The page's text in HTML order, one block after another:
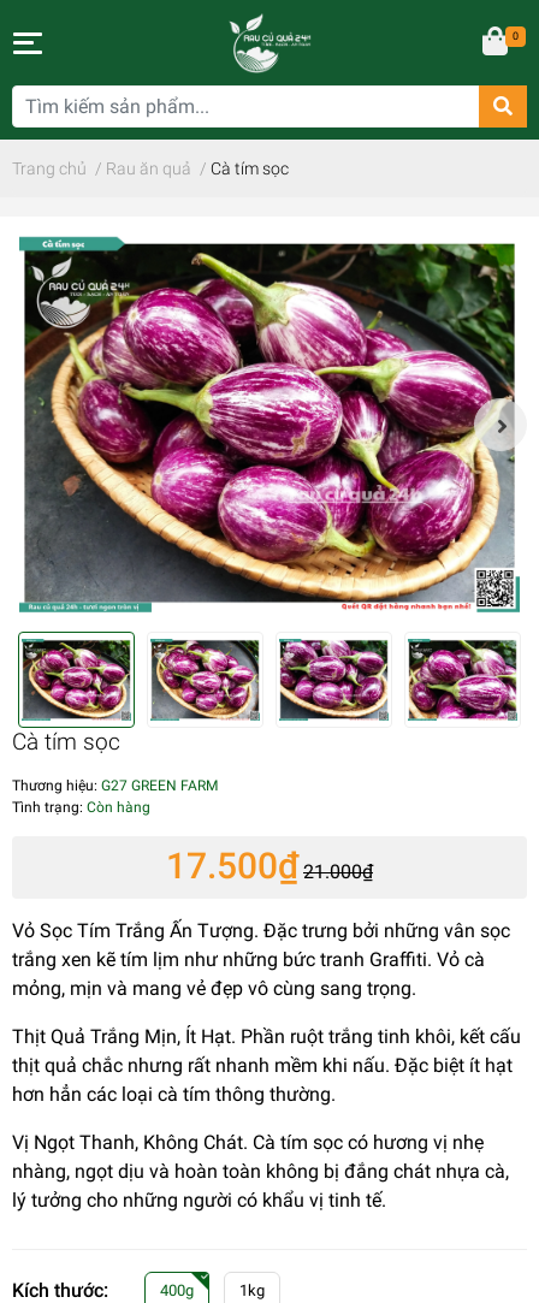
0
Trang chủ / Rau ăn quả / Cà tím sọc
Cà tím sọc
Thương hiệu: G27 GREEN FARM
Tình trạng: Còn hàng
17.500₫ 21.000₫
Vỏ Sọc Tím Trắng Ấn Tượng. Đặc trưng bởi những vân sọc
trắng xen kẽ tím lịm như những bức tranh Graffiti. Vỏ cà
mỏng, mịn và mang vẻ đẹp vô cùng sang trọng.
Thịt Quả Trắng Mịn, Ít Hạt. Phần ruột trắng tinh khôi, kết cấu
thịt quả chắc nhưng rất nhanh mềm khi nấu. Đặc biệt ít hạt
hơn hẳn các loại cà tím thông thường.
Vị Ngọt Thanh, Không Chát. Cà tím sọc có hương vị nhẹ
nhàng, ngọt dịu và hoàn toàn không bị đắng chát nhựa cà,
lý tưởng cho những người có khẩu vị tinh tế.
Kích thước: 400g 1kg